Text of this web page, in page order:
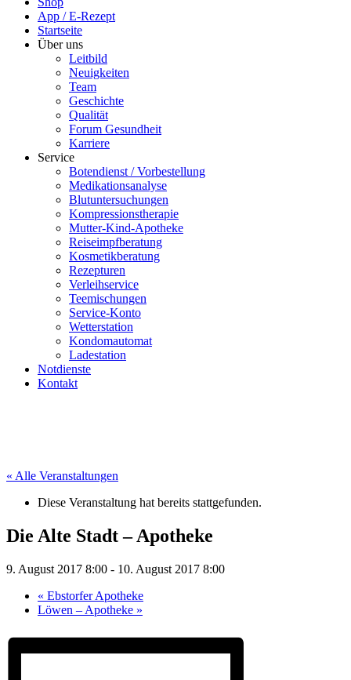
App / E-Rezept
Startseite
Über uns
Leitbild
Neuigkeiten
Team
Geschichte
Qualität
Forum Gesundheit
Karriere
Service
Botendienst / Vorbestellung
Medikationsanalyse
Blutuntersuchungen
Kompressionstherapie
Mutter-Kind-Apotheke
Reiseimpfberatung
Kosmetikberatung
Rezepturen
Verleihservice
Teemischungen
Service-Konto
Wetterstation
Kondomautomat
Ladestation
Notdienste
Kontakt
« Alle Veranstaltungen
Diese Veranstaltung hat bereits stattgefunden.
Die Alte Stadt – Apotheke
9. August 2017 8:00 - 10. August 2017 8:00
« Ebstorfer Apotheke
Löwen – Apotheke »